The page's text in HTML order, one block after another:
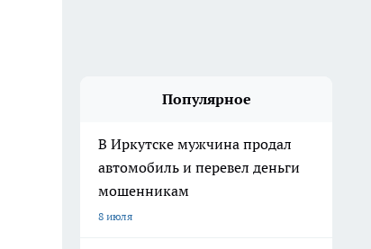
Популярное
В Иркутске мужчина продал
автомобиль и перевел деньги
мошенникам
8 июля